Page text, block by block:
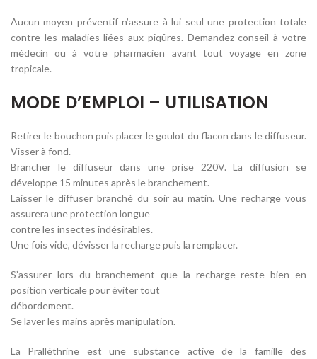
Aucun moyen préventif n’assure à lui seul une protection totale
contre les maladies liées aux piqûres. Demandez conseil à votre
médecin ou à votre pharmacien avant tout voyage en zone
tropicale.
MODE D’EMPLOI – UTILISATION
Retirer le bouchon puis placer le goulot du flacon dans le diffuseur.
Visser à fond.
Brancher le diffuseur dans une prise 220V. La diffusion se
développe 15 minutes après le branchement.
Laisser le diffuser branché du soir au matin. Une recharge vous
assurera une protection longue
contre les insectes indésirables.
Une fois vide, dévisser la recharge puis la remplacer.
S’assurer lors du branchement que la recharge reste bien en
position verticale pour éviter tout
débordement.
Se laver les mains après manipulation.
La Pralléthrine est une substance active de la famille des